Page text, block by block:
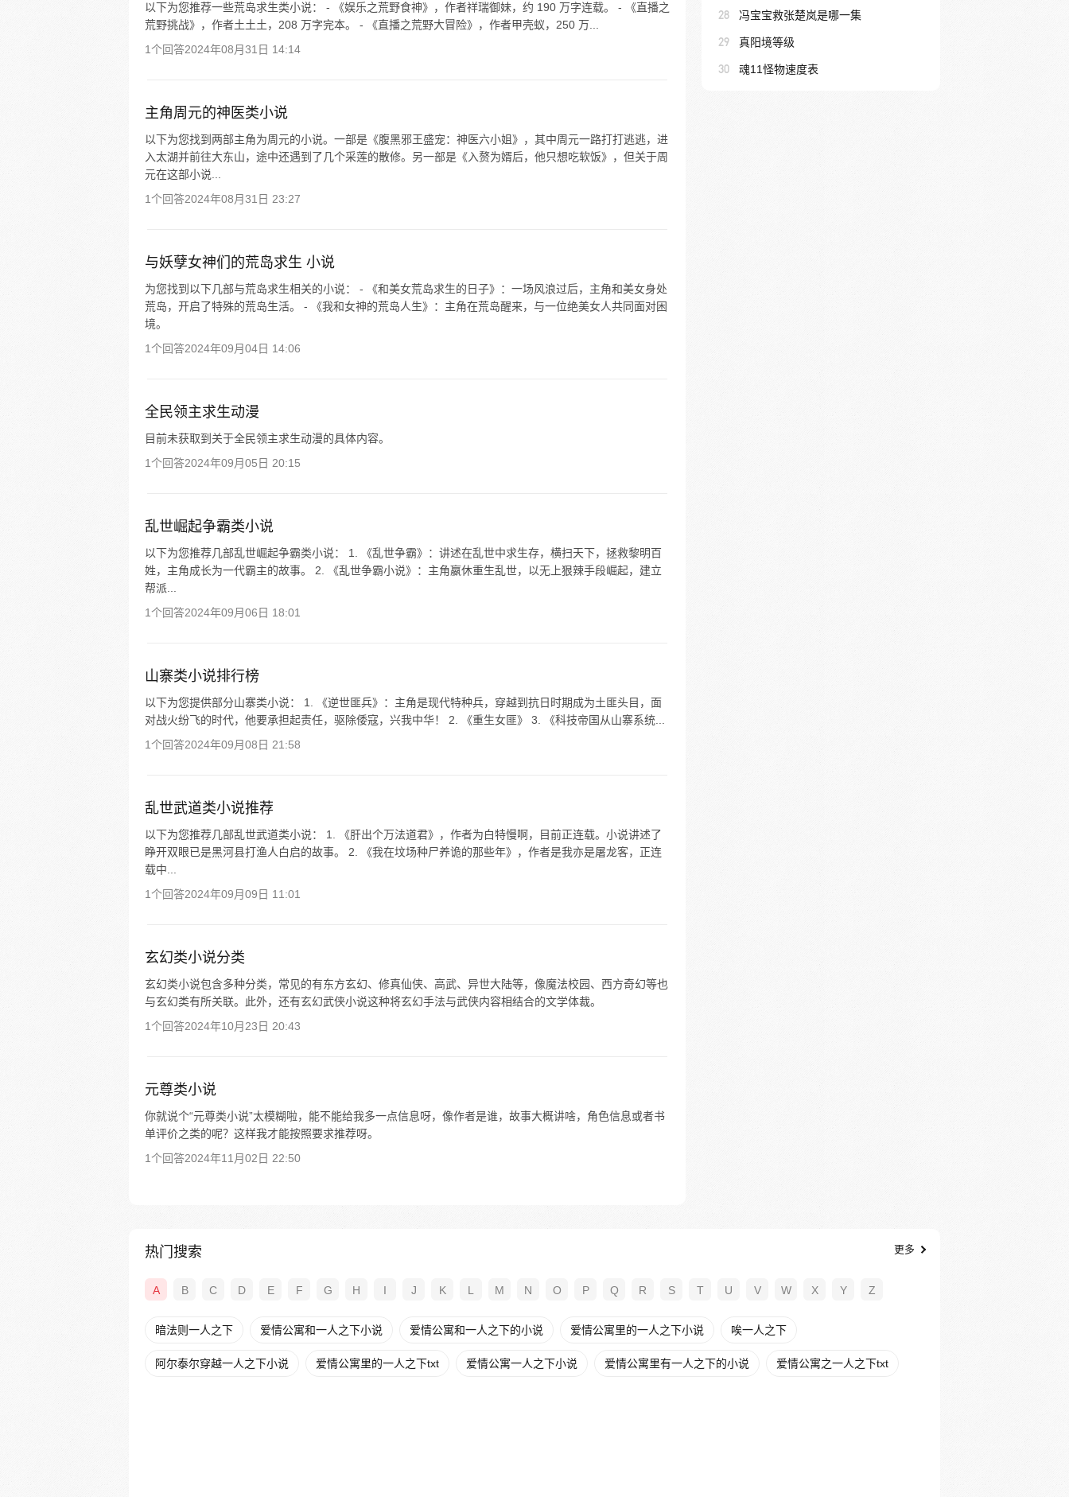
以下为您推荐一些荒岛求生类小说： - 《娱乐之荒野食神》，作者祥瑞御妹，约 190 万字连载。 - 《直播之
荒野挑战》，作者土土土，208 万字完本。 - 《直播之荒野大冒险》，作者甲壳蚁，250 万...
1个回答2024年08月31日 14:14
主角周元的神医类小说
以下为您找到两部主角为周元的小说。一部是《腹黑邪王盛宠：神医六小姐》，其中周元一路打打逃逃，进
入太湖并前往大东山，途中还遇到了几个采莲的散修。另一部是《入赘为婿后，他只想吃软饭》，但关于周
元在这部小说...
1个回答2024年08月31日 23:27
与妖孽女神们的荒岛求生 小说
为您找到以下几部与荒岛求生相关的小说： - 《和美女荒岛求生的日子》：一场风浪过后，主角和美女身处
荒岛，开启了特殊的荒岛生活。 - 《我和女神的荒岛人生》：主角在荒岛醒来，与一位绝美女人共同面对困
境。
1个回答2024年09月04日 14:06
全民领主求生动漫
目前未获取到关于全民领主求生动漫的具体内容。
1个回答2024年09月05日 20:15
乱世崛起争霸类小说
以下为您推荐几部乱世崛起争霸类小说： 1. 《乱世争霸》：讲述在乱世中求生存，横扫天下，拯救黎明百
姓，主角成长为一代霸主的故事。 2. 《乱世争霸小说》：主角嬴休重生乱世，以无上狠辣手段崛起，建立
帮派...
1个回答2024年09月06日 18:01
山寨类小说排行榜
以下为您提供部分山寨类小说： 1. 《逆世匪兵》：主角是现代特种兵，穿越到抗日时期成为土匪头目，面
对战火纷飞的时代，他要承担起责任，驱除倭寇，兴我中华！ 2. 《重生女匪》 3. 《科技帝国从山寨系统...
1个回答2024年09月08日 21:58
乱世武道类小说推荐
以下为您推荐几部乱世武道类小说： 1. 《肝出个万法道君》，作者为白特慢啊，目前正连载。小说讲述了
睁开双眼已是黑河县打渔人白启的故事。 2. 《我在坟场种尸养诡的那些年》，作者是我亦是屠龙客，正连
载中...
1个回答2024年09月09日 11:01
玄幻类小说分类
玄幻类小说包含多种分类，常见的有东方玄幻、修真仙侠、高武、异世大陆等，像魔法校园、西方奇幻等也
与玄幻类有所关联。此外，还有玄幻武侠小说这种将玄幻手法与武侠内容相结合的文学体裁。
1个回答2024年10月23日 20:43
元尊类小说
你就说个“元尊类小说”太模糊啦，能不能给我多一点信息呀，像作者是谁，故事大概讲啥，角色信息或者书
单评价之类的呢？这样我才能按照要求推荐呀。
1个回答2024年11月02日 22:50
28 冯宝宝救张楚岚是哪一集
29 真阳境等级
30 魂11怪物速度表
热门搜索 更多
A B C D E F G H I J K L M N O P Q R S T U V W X Y Z
暗法则一人之下 爱情公寓和一人之下小说 爱情公寓和一人之下的小说 爱情公寓里的一人之下小说 唉一人之下
阿尔泰尔穿越一人之下小说 爱情公寓里的一人之下txt 爱情公寓一人之下小说 爱情公寓里有一人之下的小说 爱情公寓之一人之下txt